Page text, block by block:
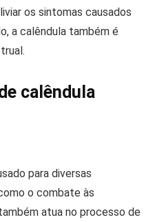
os sintomas causados
a calêndula também é
calêndula
para diversas
o combate às
atua no processo de